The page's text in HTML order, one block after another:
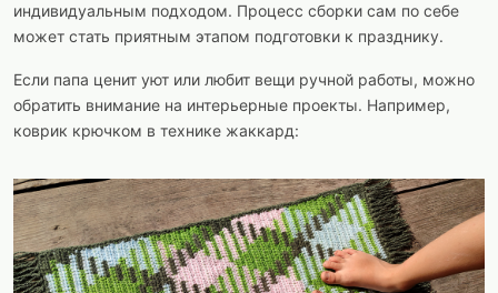
индивидуальным подходом. Процесс сборки сам по себе
может стать приятным этапом подготовки к празднику.
Если папа ценит уют или любит вещи ручной работы, можно
обратить внимание на интерьерные проекты. Например,
коврик крючком в технике жаккард: